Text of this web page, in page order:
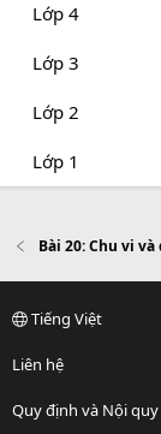
Lớp 4
Lớp 3
Lớp 2
Lớp 1
Bài 20: Chu vi
Tiếng Việt
Liên hệ
Quy định và Nội quy